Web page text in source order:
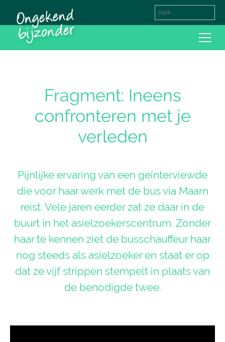
Fragment: Ineens
confronteren met je
verleden
Pijnlijke ervaring van een geïnterviewde
die voor haar werk met de bus via Maarn
reist. Vele jaren eerder zat ze daar in de
buurt in het asielzoekerscentrum. Zonder
haar te kennen ziet de busschauffeur haar
nog steeds als asielzoeker en staat er op
dat ze vijf strippen stempelt in plaats van
de benodigde twee.